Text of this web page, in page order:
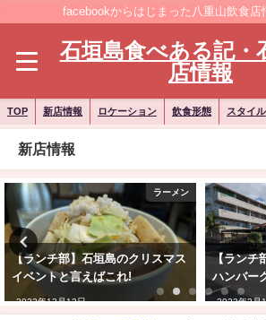
facebookからはじまった八重山飲食店
石垣島食べある記・
店情報
TOP 新店情報 ロケーション 飲食形態 スタイル
新店情報
ラーメン
ランチ部】石垣島のクリスマス
ベントと言えばこれ!
年12月13日
【ランチ部
ハンバーグ
2023年2月1日